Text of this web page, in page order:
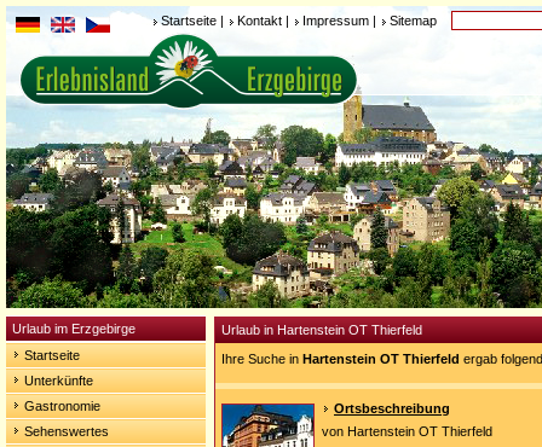
Startseite | Kontakt | Impressum | Sitemap
Urlaub im Erzgebirge
Startseite
Unterkünfte
Gastronomie
Sehenswertes
Urlaub in Hartenstein OT Thierfeld
Ihre Suche in Hartenstein OT Thierfeld ergab
Ortsbeschreibung
von Hartenstein OT Thierfeld